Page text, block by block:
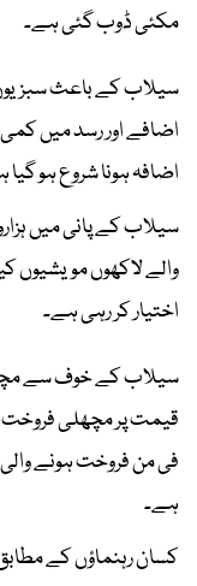
مکئی ڈوب گئی ہے۔
سیلاب کے باعث
اضافے اور رسد میں
اضافہ ہونا شروع ہو
سیلاب کے پانی میں
والے لاکھوں
اختیار کر رہی ہے۔
سیلاب کے خوف سے
ہے۔
کسان رہنماؤں کے